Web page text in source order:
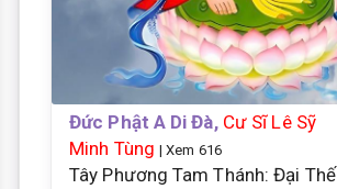
Đức Phật A Di Đà, Cư Sĩ Lê Sỹ
Minh Tùng | Xem 616
Tây Phương Tam Thánh: Đại Thế